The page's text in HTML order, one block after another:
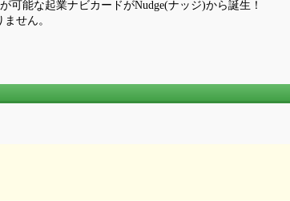
能な起業ナビカードがNudge(ナッジ)から誕生！
せん。